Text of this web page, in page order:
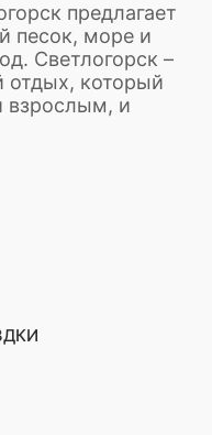
предлагает
песок, море и
Светлогорск –
отдых, который
взрослым, и